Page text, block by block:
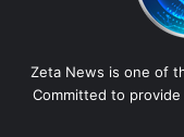
Zeta News is one of
Committed to